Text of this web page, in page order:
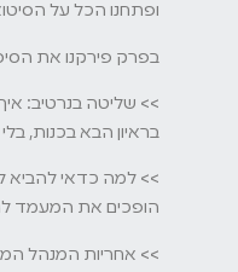
ופתחנו הכל על
בפרק פירקנו את
>> שליטה בנרטיב:
בראיון הבא בכנות,
>> למה כדאי להביא
הופכים את המעמד
>> אחריות המנהל